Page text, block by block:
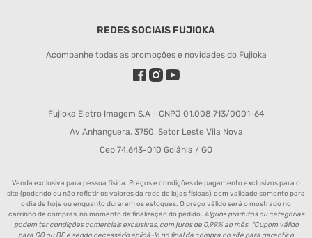
REDES SOCIAIS FUJIOKA
Acompanhe todas as promoções e novidades do Fujioka
Fujioka Eletro Imagem S.A - CNPJ 01.008.713/0001-64
Av Anhanguera, 3750, Setor Leste Vila Nova
Cep 74.643-010 Goiânia / GO
Venda exclusiva para pessoa física. Preços e condições de pagamento exclusivos para o
site (podendo ou não refletir os valores da rede de lojas físicas), com validade somente para
o dia de hoje ou enquanto durarem os estoques. O preço válido será o mostrado no
carrinho de compras, no momento da finalização do pedido. Alguns produtos ou categorias
podem ter condições comerciais exclusivas, com juros de 0,99% ao mês. *Cupom válido
para GO ou DF e sendo necessário aplicá-lo no final da compra no site para garantir o